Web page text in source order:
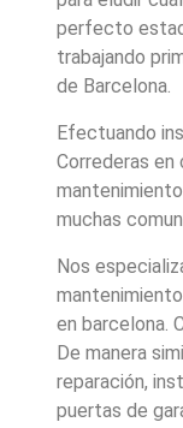
perfecto
trabajando
de Barcelona.
Efectuando
Correderas en
muchas
Nos
en barcelona.
De manera
reparación,
puertas de